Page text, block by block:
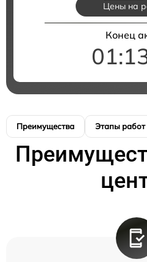
Цены на
Конец
Преимущества Этапы работ